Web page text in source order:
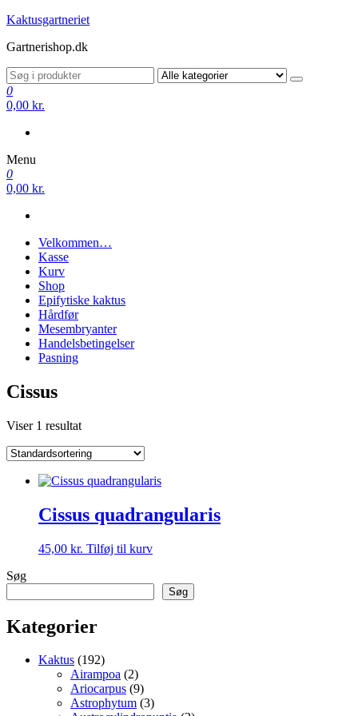
Videre
indhold
Kaktusgartneriet
Gartnerishop.dk
0
0,00 kr.
Menu
0
0,00 kr.
Velkommen…
Kasse
Kurv
Shop
Epifytiske kaktus
Hårdfør
Mesembryanter
Handelsbetingelser
Pasning
Cissus
Viser 1 resultat
Cissus quadrangularis
45,00 kr. Tilføj til kurv
Søg
Søg
Kategorier
Kaktus 192192
varer
Airampoa 22
varer
Ariocarpus 99
varer
Astrophytum 33